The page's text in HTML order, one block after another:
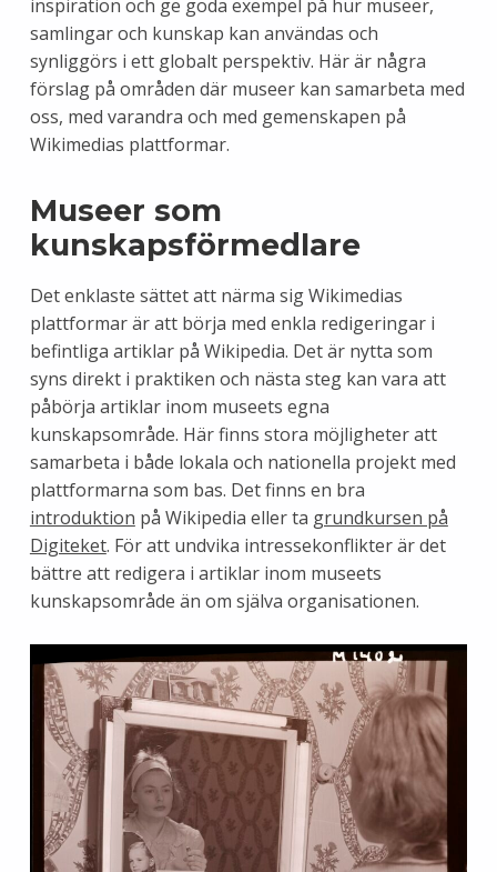
inspiration och ge goda exempel på hur museer,
samlingar och kunskap kan användas och
synliggörs i ett globalt perspektiv. Här är några
förslag på områden där museer kan samarbeta med
oss, med varandra och med gemenskapen på
Wikimedias plattformar.
Museer som
kunskapsförmedlare
Det enklaste sättet att närma sig Wikimedias
plattformar är att börja med enkla redigeringar i
befintliga artiklar på Wikipedia. Det är nytta som
syns direkt i praktiken och nästa steg kan vara att
påbörja artiklar inom museets egna
kunskapsområde. Här finns stora möjligheter att
samarbeta i både lokala och nationella projekt med
plattformarna som bas. Det finns en bra
introduktion på Wikipedia eller ta grundkursen på
Digiteket. För att undvika intressekonflikter är det
bättre att redigera i artiklar inom museets
kunskapsområde än om själva organisationen.